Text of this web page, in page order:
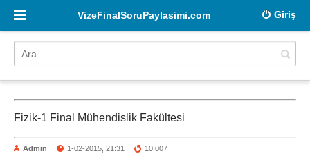
Giriş
VizeFinalSoruPaylasimi.com
Fizik-1 Final Mühendislik Fakültesi
Admin 1-02-2015, 21:31 10 007